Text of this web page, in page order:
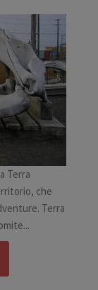
Terra
che
Terra